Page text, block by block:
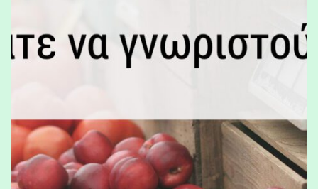
προϊόντων, αξιόλογων ανθρώπων και
των ιστόριών τους.
__
__
__
__